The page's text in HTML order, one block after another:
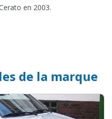
en 2003.
de la marque